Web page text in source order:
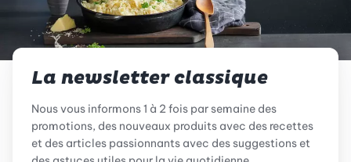
La newsletter classique
Nous vous informons 1 à 2 fois par semaine des
promotions, des nouveaux produits avec des recettes
et des articles passionnants avec des suggestions et